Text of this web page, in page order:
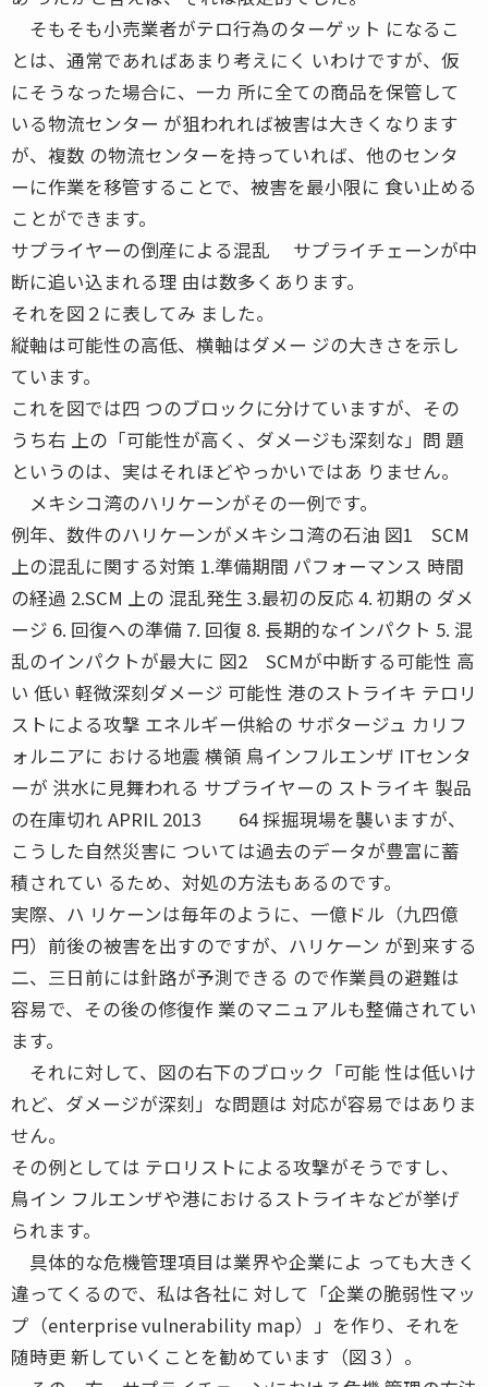
そもそも小売業者がテロ行為のターゲット になるこ
とは、通常であればあまり考えにく いわけですが、仮
にそうなった場合に、一カ 所に全ての商品を保管して
いる物流センター が狙われれば被害は大きくなります
が、複数 の物流センターを持っていれば、他のセンタ
ーに作業を移管することで、被害を最小限に 食い止める
ことができます。
サプライヤーの倒産による混乱 サプライチェーンが中
断に追い込まれる理 由は数多くあります。
それを図２に表してみ ました。
縦軸は可能性の高低、横軸はダメー ジの大きさを示し
ています。
これを図では四 つのブロックに分けていますが、その
うち右 上の「可能性が高く、ダメージも深刻な」問 題
というのは、実はそれほどやっかいではあ りません。
メキシコ湾のハリケーンがその一例です。
例年、数件のハリケーンがメキシコ湾の石油 図1 SCM
上の混乱に関する対策 1.準備期間 パフォーマンス 時間
の経過 2.SCM 上の 混乱発生 3.最初の反応 4. 初期の ダメ
ージ 6. 回復への準備 7. 回復 8. 長期的なインパクト 5. 混
乱のインパクトが最大に 図2 SCMが中断する可能性 高
い 低い 軽微深刻ダメージ 可能性 港のストライキ テロリ
ストによる攻撃 エネルギー供給の サボタージュ カリフ
ォルニアに おける地震 横領 鳥インフルエンザ ITセンタ
ーが 洪水に見舞われる サプライヤーの ストライキ 製品
の在庫切れ APRIL 2013 64 採掘現場を襲いますが、
こうした自然災害に ついては過去のデータが豊富に蓄
積されてい るため、対処の方法もあるのです。
実際、ハ リケーンは毎年のように、一億ドル（九四億
円）前後の被害を出すのですが、ハリケーン が到来する
二、三日前には針路が予測できる ので作業員の避難は
容易で、その後の修復作 業のマニュアルも整備されてい
ます。
それに対して、図の右下のブロック「可能 性は低いけ
れど、ダメージが深刻」な問題は 対応が容易ではありま
せん。
その例としては テロリストによる攻撃がそうですし、
鳥イン フルエンザや港におけるストライキなどが挙げ
られます。
具体的な危機管理項目は業界や企業によ っても大きく
違ってくるので、私は各社に 対して「企業の脆弱性マッ
プ（enterprise vulnerability map）」を作り、それを
随時更 新していくことを勧めています（図３）。